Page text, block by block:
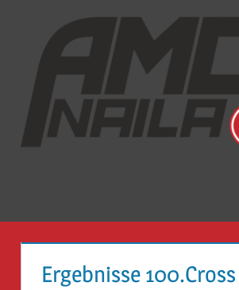
springen
Auto-
Mobil-
Ergebnisse